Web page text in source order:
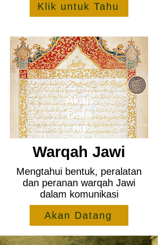
Klik untuk Tahu
Warqah Jawi
Mengtahui bentuk, peralatan
dan peranan warqah Jawi
dalam komunikasi
Akan Datang
Akan
Data
ng